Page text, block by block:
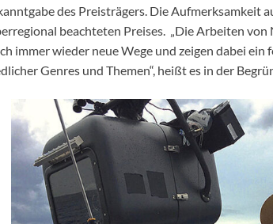
des Preisträgers. Die Aufmerksamkeit
beachteten Preises. „Die Arbeiten
immer wieder neue Wege und zeigen dabei
Genres und Themen“, heißt es in der